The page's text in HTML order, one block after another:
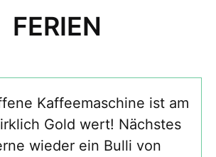
FERIEN
Kaffeemaschine ist am
Gold wert! Nächstes
wieder ein Bulli von